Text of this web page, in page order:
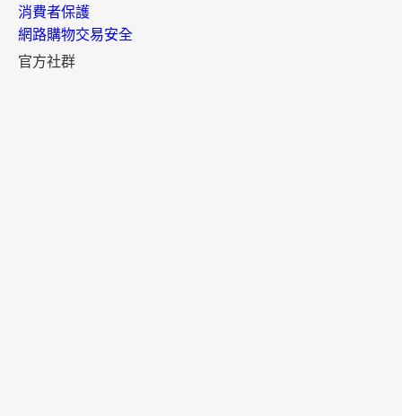
消費者保護
網路購物交易安全
官方社群